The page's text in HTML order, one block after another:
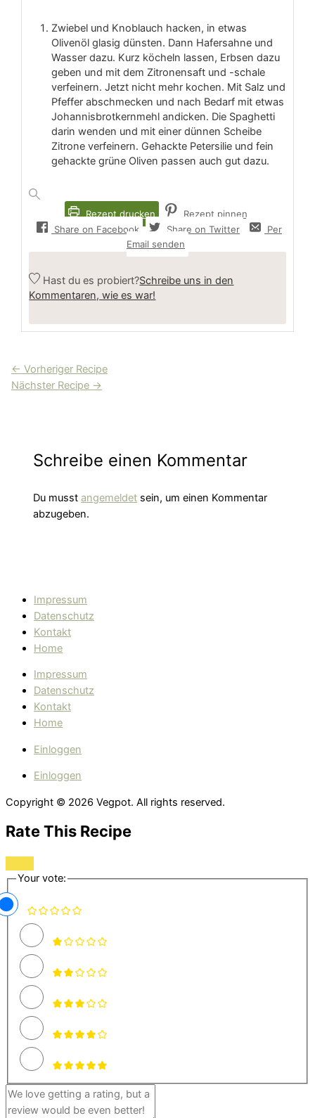
Zwiebel und Knoblauch hacken, in etwas
Olivenöl glasig dünsten. Dann Hafersahne und
Wasser dazu. Kurz köcheln lassen, Erbsen dazu
geben und mit dem Zitronensaft und -schale
verfeinern. Jetzt nicht mehr kochen. Mit Salz und
Pfeffer abschmecken und nach Bedarf mit etwas
Johannisbrotkernmehl andicken. Die Spaghetti
darin wenden und mit einer dünnen Scheibe
Zitrone verfeinern. Gehackte Petersilie und fein
gehackte grüne Oliven passen auch gut dazu.
Rezept drucken
Rezept pinnen
Share on Facebook
Share on Twitter
Per
Email senden
Hast du es probiert?Schreibe uns in den
Kommentaren, wie es war!
← Vorheriger Recipe
Nächster Recipe →
Schreibe einen Kommentar
Du musst angemeldet sein, um einen Kommentar
abzugeben.
Impressum
Datenschutz
Kontakt
Home
Impressum
Datenschutz
Kontakt
Home
Einloggen
Einloggen
Copyright © 2026 Vegpot. All rights reserved.
Rate This Recipe
Your vote: